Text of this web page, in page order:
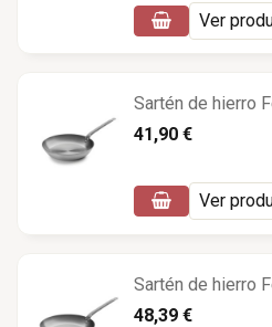
Ver
Sartén de hierro
41,90 €
Ver
Sartén de hierro
48,39 €